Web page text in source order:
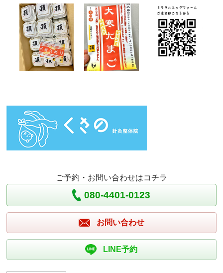
ご予約・お問い合わせはコチラ
080-4401-0123
お問い合わせ
LINE予約